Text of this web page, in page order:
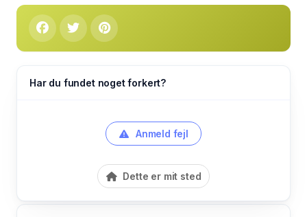
Har du fundet noget forkert?
Anmeld fejl
Dette er mit sted